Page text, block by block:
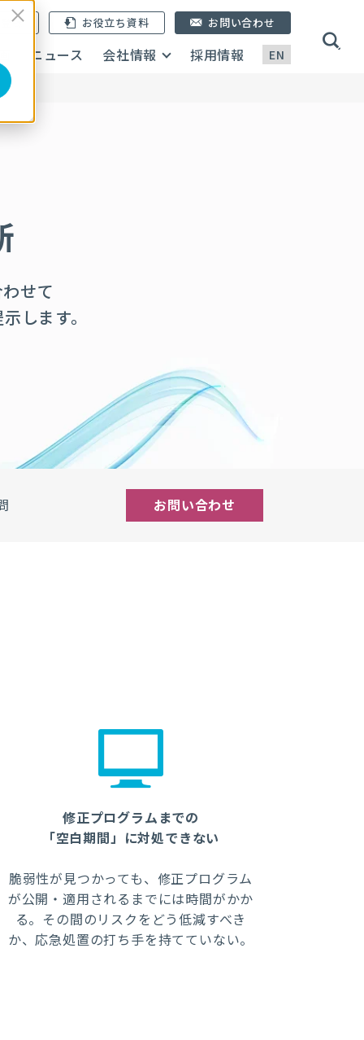
EN
録 お役立ち資料
ニュース 会社情報 採用情報
お問い合わせ
せて
します。
お問い合わせ
修正プログラムまでの
「空白期間」に対処できない
脆弱性が見つかっても、修正プログラム
が公開・適用されるまでには時間がかか
る。その間のリスクをどう低減すべき
か、応急処置の打ち手を持てていない。